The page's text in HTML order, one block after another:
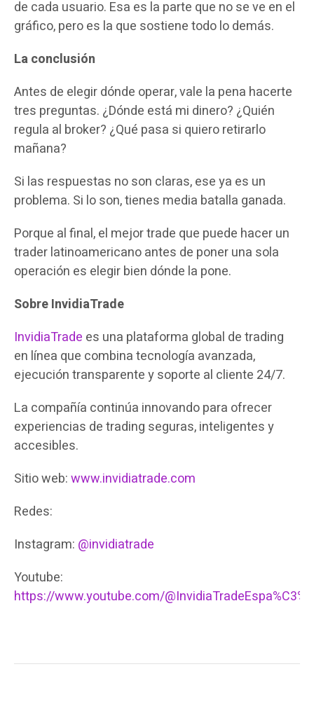
de cada usuario. Esa es la parte que no se ve en el
gráfico, pero es la que sostiene todo lo demás.
La conclusión
Antes de elegir dónde operar, vale la pena hacerte
tres preguntas. ¿Dónde está mi dinero? ¿Quién
regula al broker? ¿Qué pasa si quiero retirarlo
mañana?
Si las respuestas no son claras, ese ya es un
problema. Si lo son, tienes media batalla ganada.
Porque al final, el mejor trade que puede hacer un
trader latinoamericano antes de poner una sola
operación es elegir bien dónde la pone.
Sobre InvidiaTrade
InvidiaTrade es una plataforma global de trading
en línea que combina tecnología avanzada,
ejecución transparente y soporte al cliente 24/7.
La compañía continúa innovando para ofrecer
experiencias de trading seguras, inteligentes y
accesibles.
Sitio web:www.invidiatrade.com
Redes:
Instagram: @invidiatrade
Youtube:
https://www.youtube.com/